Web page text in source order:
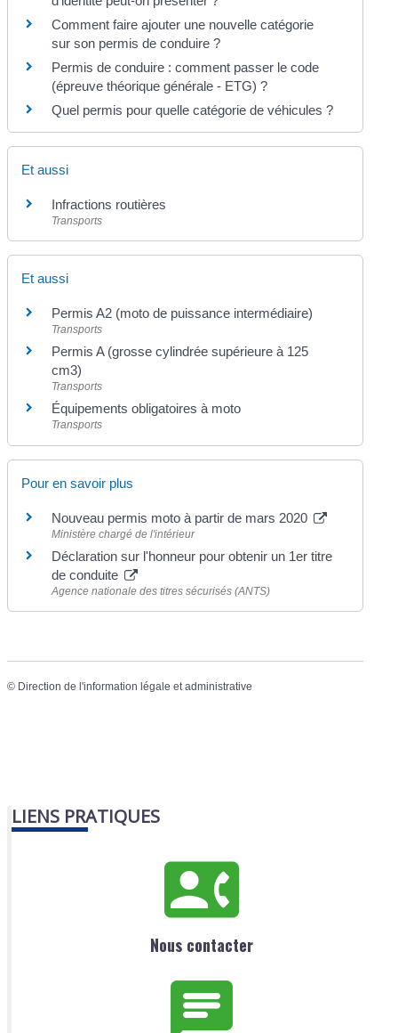
Comment faire ajouter une nouvelle catégorie
sur son permis de conduire ?
Permis de conduire : comment passer le code
(épreuve théorique générale - ETG) ?
Quel permis pour quelle catégorie de véhicules ?
Et aussi
Infractions routières
Transports
Et aussi
Permis A2 (moto de puissance intermédiaire)
Transports
Permis A (grosse cylindrée supérieure à 125
cm3)
Transports
Équipements obligatoires à moto
Transports
Pour en savoir plus
Nouveau permis moto à partir de mars 2020
Ministère chargé de l'intérieur
Déclaration sur l'honneur pour obtenir un 1er titre
de conduite
Agence nationale des titres sécurisés (ANTS)
© Direction de l'information légale et administrative
LIENS PRATIQUES
Nous contacter